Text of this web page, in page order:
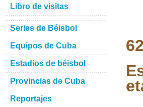
Libro de visitas
Series de Béisbol
Equipos de Cuba
Estadios de béisbol
Provincias de Cuba
Reportajes